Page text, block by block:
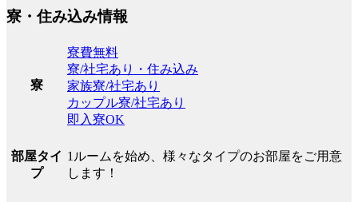
寮・住み込み情報
寮
寮費無料
寮/社宅あり・住み込み
家族寮/社宅あり
カップル寮/社宅あり
即入寮OK
部屋タイ
プ
1ルームを始め、様々なタイプのお部屋をご用意
します！